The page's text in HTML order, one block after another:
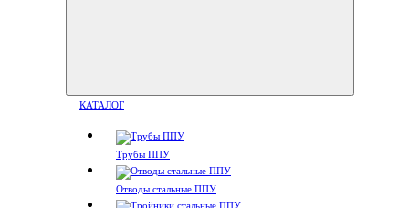
КАТАЛОГ
Трубы ППУ
Отводы стальные ППУ